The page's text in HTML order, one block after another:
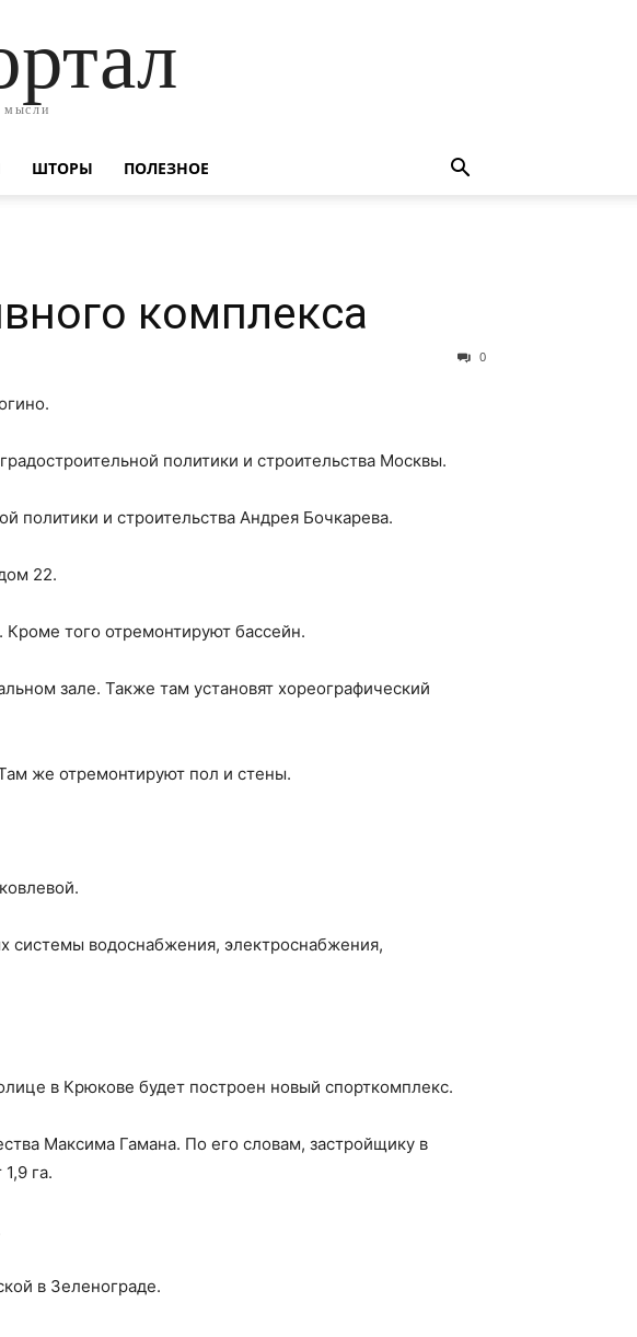
мысли
ШТОРЫ ПОЛЕЗНОЕ
комплекса
0
политики и строительства Москвы.
политики и строительства Андрея Бочкарева.
22.
Кроме того отремонтируют бассейн.
зале. Также там установят хореографический
же отремонтируют пол и стены.
системы водоснабжения, электроснабжения,
в Крюкове будет построен новый спорткомплекс.
Максима Гамана. По его словам, застройщику в
га.
в Зеленограде.